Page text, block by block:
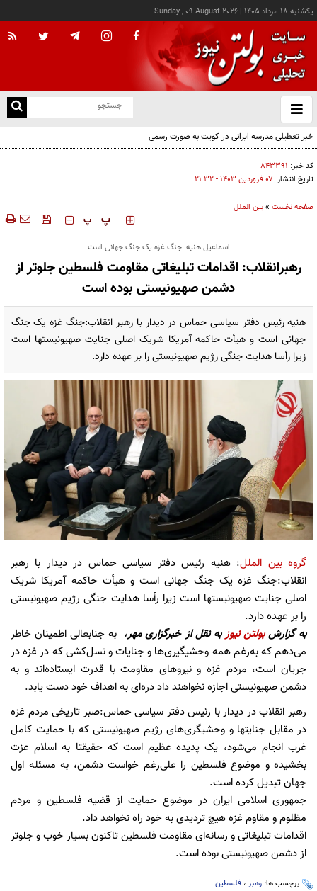
يکشنبه ۱۸ مرداد ۱۴۰۵ |
Sunday , 09 August 2026
باز
و
خبر تعطیلی مدرسه ایرانی در کویت به صورت رسمی اعلام نشده
کد خبر: ۸۴۳۳۹۱
تاریخ انتشار: ۰۷ فروردين ۱۴۰۳ - ۲۱:۳۲
صفحه نخست »بین الملل
‍‍‍ پ پ
اسماعیل هنیه: جنگ غزه یک جنگ جهانی است
رهبرانقلاب: اقدامات تبلیغاتی مقاومت فلسطین جلوتر از
دشمن صهیونیستی بوده است
هنیه رئیس دفتر سیاسی حماس در دیدار با رهبر انقلاب:جنگ غزه یک جنگ
جهانی است و هیأت حاکمه آمریکا شریک اصلی جنایت صهیونیستها است
زیرا رأسا هدایت جنگی رژیم صهیونیستی را بر عهده دارد.
گروه بین الملل: هنیه رئیس دفتر سیاسی حماس در دیدار با رهبر
انقلاب:جنگ غزه یک جنگ جهانی است و هیأت حاکمه آمریکا شریک
اصلی جنایت صهیونیستها است زیرا رأسا هدایت جنگی رژیم صهیونیستی
را بر عهده دارد.
به گزارشبولتن نیوزبه نقل از خبرگزاری مهر، به جنابعالی اطمینان خاطر
می‌دهم که به‌رغم همه وحشیگیری‌ها و جنایات و نسل‌کشی که در غزه در
جریان است، مردم غزه و نیروهای مقاومت با قدرت ایستاده‌اند و به
دشمن صهیونیستی اجازه نخواهند داد ذره‌ای به اهداف خود دست یابد.
رهبر انقلاب در دیدار با رئیس دفتر سیاسی حماس:صبر تاریخی مردم غزه
در مقابل جنایتها و وحشیگری‌های رژیم صهیونیستی که با حمایت کامل
غرب انجام می‌شود، یک پدیده عظیم است که حقیقتا به اسلام عزت
بخشیده و موضوع فلسطین را علی‌رغم خواست دشمن، به مسئله اول
جهان تبدیل کرده است.
جمهوری اسلامی ایران در موضوع حمایت از قضیه فلسطین و مردم
مظلوم و مقاوم غزه هیچ تردیدی به خود راه نخواهد داد.
اقدامات تبلیغاتی و رسانه‌ای مقاومت فلسطین تاکنون بسیار خوب و جلوتر
از دشمن صهیونیستی بوده است.
برچسب ها: رهبر ، فلسطین